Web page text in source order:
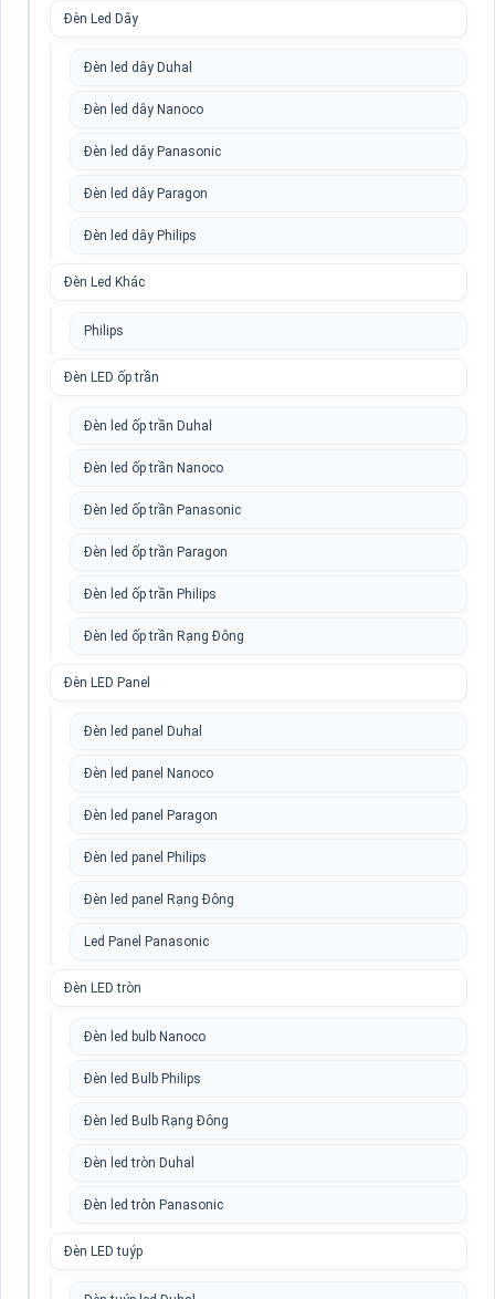
Đèn Led Dây
Đèn led dây Duhal
Đèn led dây Nanoco
Đèn led dây Panasonic
Đèn led dây Paragon
Đèn led dây Philips
Đèn Led Khác
Philips
Đèn LED ốp trần
Đèn led ốp trần Duhal
Đèn led ốp trần Nanoco
Đèn led ốp trần Panasonic
Đèn led ốp trần Paragon
Đèn led ốp trần Philips
Đèn led ốp trần Rạng Đông
Đèn LED Panel
Đèn led panel Duhal
Đèn led panel Nanoco
Đèn led panel Paragon
Đèn led panel Philips
Đèn led panel Rạng Đông
Led Panel Panasonic
Đèn LED tròn
Đèn led bulb Nanoco
Đèn led Bulb Philips
Đèn led Bulb Rạng Đông
Đèn led tròn Duhal
Đèn led tròn Panasonic
Đèn LED tuýp